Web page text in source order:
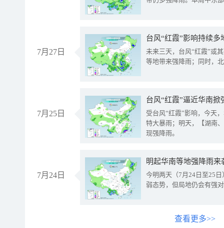
7月27日
台风“红霞”影响持续
未来三天，台风“红霞”或
等地带来强降雨；同时，
7月25日
台风“红霞”逼近华南
受台风“红霞”影响，今天
特大暴雨；明天，【湖南
现强降雨。
7月24日
明起华南等地强降雨
今明两天（7月24日至25
弱态势，但局地仍会有强
查看更多>>